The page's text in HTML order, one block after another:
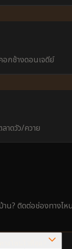
อกช้างดอนเจดีย์
ลาดวัว/ควาย
น? ติดต่อช่องทางไห